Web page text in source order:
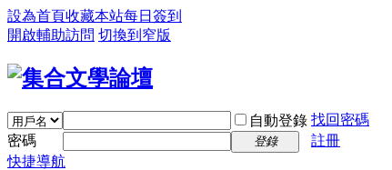
設為首頁收藏本站每日簽到
開啟輔助訪問 切換到窄版
自動登錄 找回密碼
密碼
登錄
註冊
快捷導航